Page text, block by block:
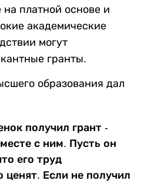
платной основе и
академические
могут
гранты.
образования дал
получил грант -
с ним. Пусть он
его труд
ценят. Если не получил